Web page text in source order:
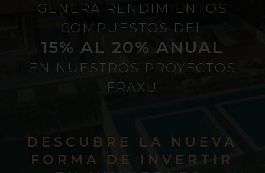
GENERA RENDIMIENTOS
COMPUESTOS DEL
15% AL 20% ANUAL
EN NUESTROS PROYECTOS
FRAXU
DESCUBRE LA NUEVA
FORMA DE INVERTIR